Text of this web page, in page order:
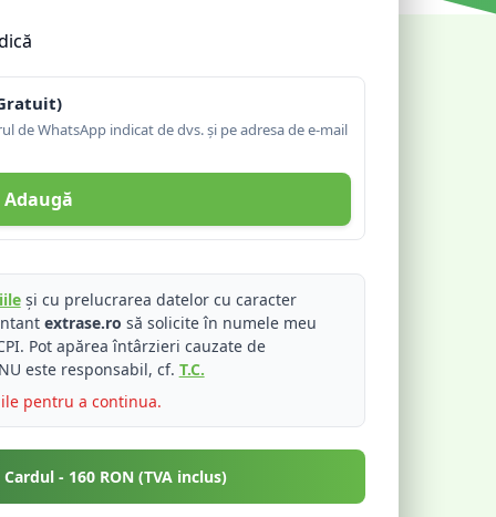
de WhatsApp indicat de dvs. și pe adresa de e-mail
Adaugă
și cu prelucrarea datelor cu caracter
extrase.ro să solicite în numele meu
Pot apărea întârzieri cauzate de
este responsabil, cf. T.C.
pentru a continua.
- 160 RON (TVA inclus)